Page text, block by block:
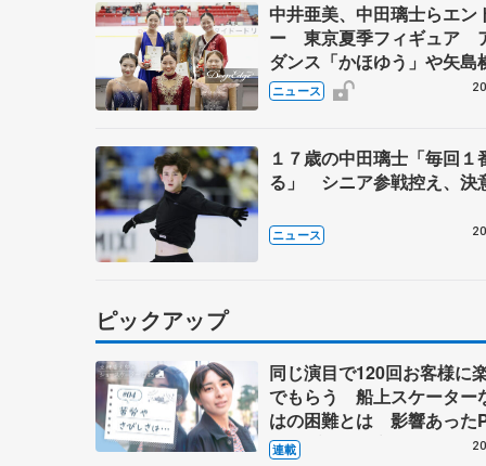
中井亜美、中田璃士らエン
ー 東京夏季フィギュア
ダンス「かほゆう」や矢島
北村凌大組も
ニュース
１７歳の中田璃士「毎回１
る」 シニア参戦控え、決
ニュース
ピックアップ
同じ演目で120回お客様に
でもらう 船上スケーター
はの困難とは 影響あった
キャプテン松永さんの存在
連載